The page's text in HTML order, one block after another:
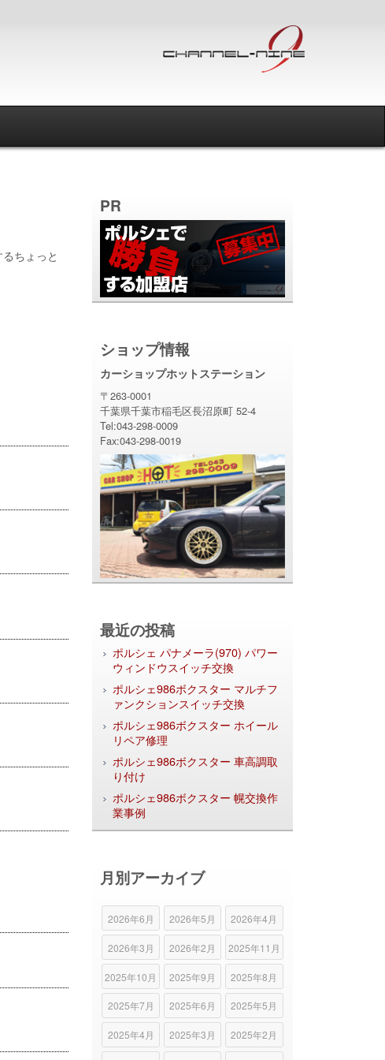
ちょっと
PR
ショップ情報
カーショップホットステーション
〒263-0001
千葉県千葉市稲毛区長沼原町 52-4
Tel:043-298-0009
Fax:043-298-0019
最近の投稿
ポルシェ パナメーラ(970) パワー
ウィンドウスイッチ交換
ポルシェ986ボクスター マルチフ
ァンクションスイッチ交換
ポルシェ986ボクスター ホイール
リペア修理
ポルシェ986ボクスター 車高調取
り付け
ポルシェ986ボクスター 幌交換作
業事例
月別アーカイブ
2026年6月 2026年5月 2026年4月
2026年3月 2026年2月 2025年11月
2025年10月 2025年9月 2025年8月
2025年7月 2025年6月 2025年5月
2025年4月 2025年3月 2025年2月